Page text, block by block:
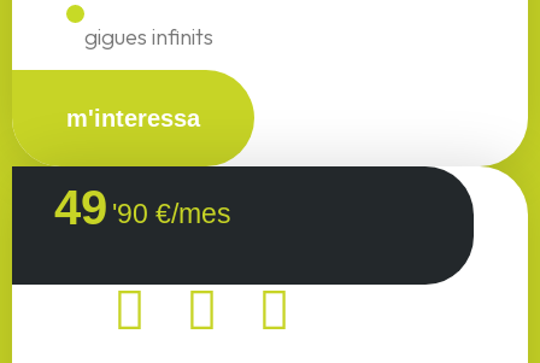
gigues infinits
m'interessa
49 '90 €/mes